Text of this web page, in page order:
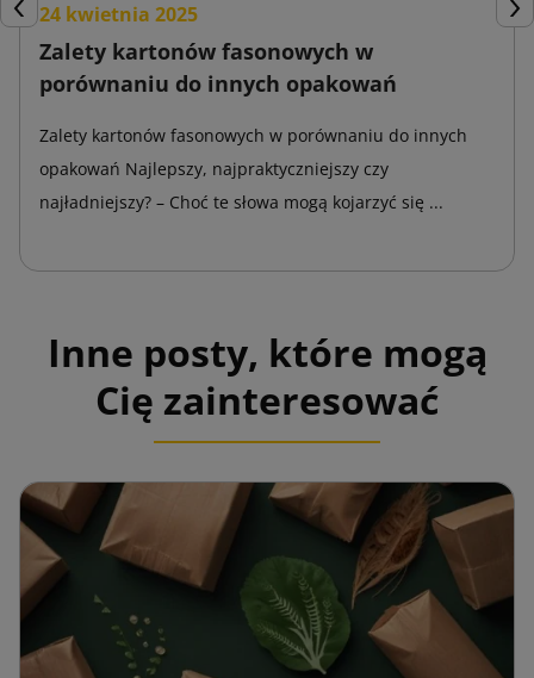
Poprzedni
24 kwietnia 2025
Zalety kartonów fasonowych w
porównaniu do innych opakowań
Zalety kartonów fasonowych w porównaniu do innych
opakowań Najlepszy, najpraktyczniejszy czy
najładniejszy? – Choć te słowa mogą kojarzyć się ...
Inne posty, które mogą
Cię zainteresować